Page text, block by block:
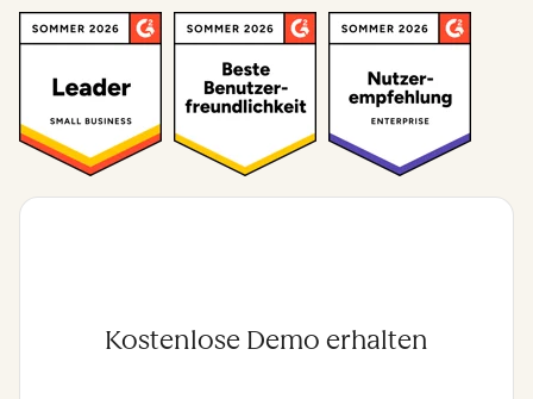
Kostenlose Demo erhalten